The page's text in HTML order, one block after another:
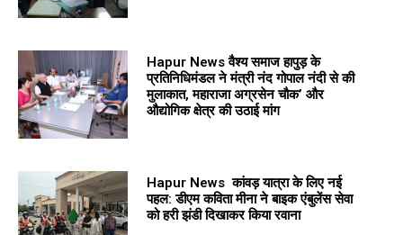
Hapur News वैश्य समाज हापुड़ के
प्रतिनिधिमंडल ने मंत्री नंद गोपाल नंदी से की
मुलाकात, महाराजा अग्रसेन चौक’ और
औद्योगिक क्षेत्र की उठाई मांग
Hapur News कांवड़ यात्रा के लिए नई
पहल: डीएम कविता मीना ने बाइक एंबुलेंस सेवा
को हरी झंडी दिखाकर किया रवाना